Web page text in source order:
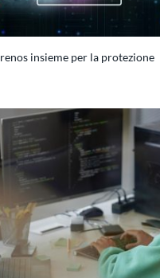
insieme per la protezione